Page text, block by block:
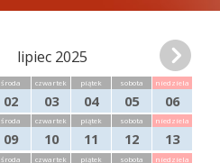
lipiec 2025
środa
02
czwartek
03
piątek
04
sobota
05
niedziela
06
środa
09
czwartek
10
piątek
11
sobota
12
niedziela
13
środa czwartek piątek sobota niedziela